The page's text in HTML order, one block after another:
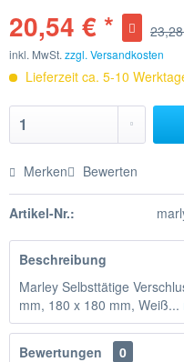
20,54 € *
inkl. MwSt. zzgl. Versandkosten
Lieferzeit ca. 5-10
Merken Bewerten
Artikel-Nr.:
Beschreibung
Marley Selbsttätige
mm, 180 x 180 mm, Weiß...
Bewertungen
0